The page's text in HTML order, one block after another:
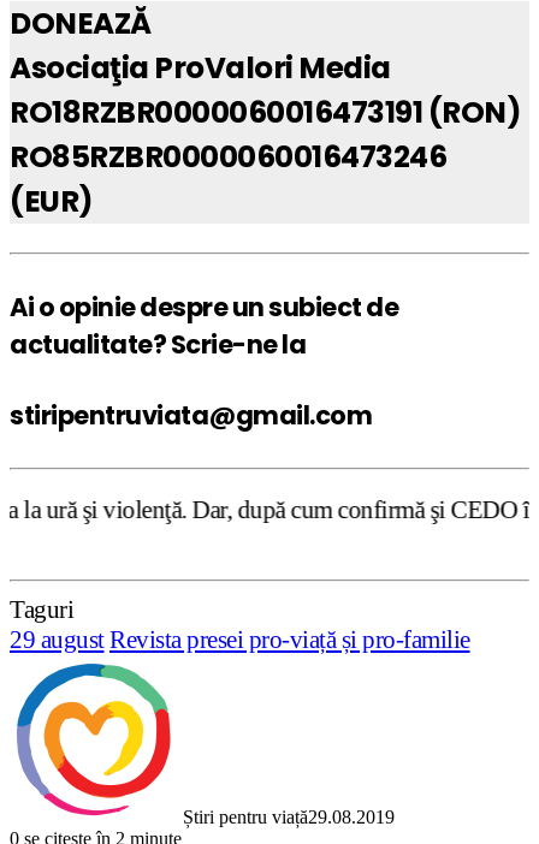
DONEAZĂ
Asociaţia ProValori Media
RO18RZBR0000060016473191 (RON)
RO85RZBR0000060016473246
(EUR)
Ai o opinie despre un subiect de
actualitate? Scrie-ne la
stiripentruviata@gmail.com
Dar, după cum confirmă şi CEDO în cazul
Taguri
29 augustRevista presei pro-viață și pro-familie
Știri pentru viață29.08.2019
0 se citește în 2 minute